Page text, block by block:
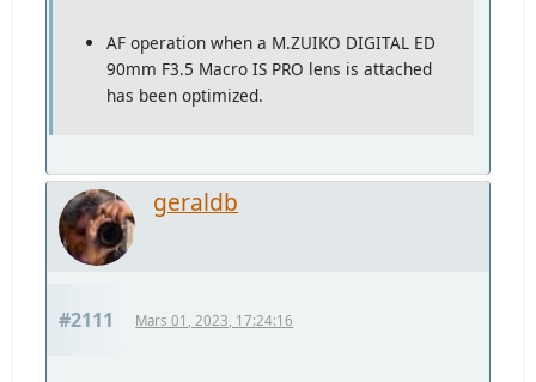
AF operation when a M.ZUIKO DIGITAL ED
90mm F3.5 Macro IS PRO lens is attached
has been optimized.
geraldb
#2111 Mars 01, 2023, 17:24:16